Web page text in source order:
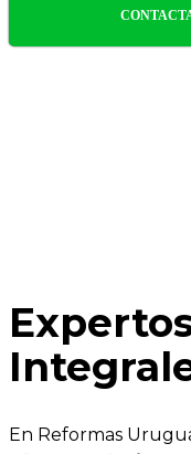
En Reformas